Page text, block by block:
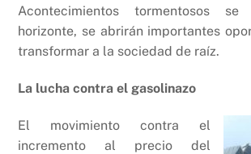
Acontecimientos tormentosos
horizonte, se abrirán importantes
transformar a la sociedad de raíz.
La lucha contra el gasolinazo
El movimiento contra el
incremento al precio del